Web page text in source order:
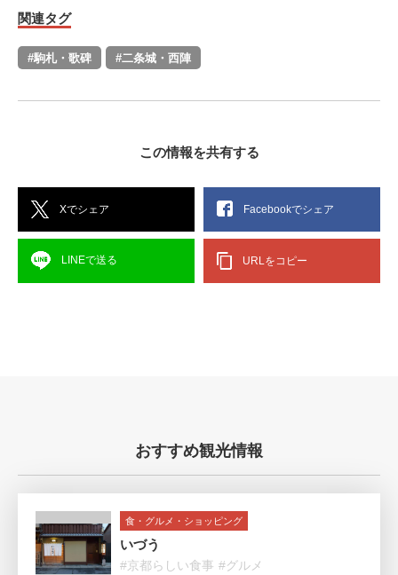
関連タグ
#駒札・歌碑 #二条城・西陣
この情報を共有する
Xでシェア Facebookでシェア
LINEで送る URLをコピー
おすすめ観光情報
食・グルメ・ショッピング
いづう
#京都らしい食事 #グルメ